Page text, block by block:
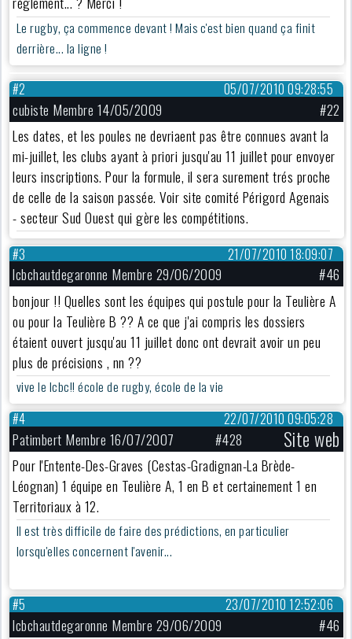
Le rugby, ça commence devant ! Mais c'est bien quand ça finit
derrière... la ligne !
05/07/2010 09:28:55
#2
cubiste Membre 14/05/2009
#22
Les dates, et les poules ne devriaent pas être connues avant la
mi-juillet, les clubs ayant à priori jusqu'au 11 juillet pour envoyer
leurs inscriptions. Pour la formule, il sera surement trés proche
de celle de la saison passée. Voir site comité Périgord Agenais
- secteur Sud Ouest qui gère les compétitions.
21/07/2010 18:09:07
#3
lcbchautdegaronne Membre 29/06/2009
#46
bonjour !! Quelles sont les équipes qui postule pour la Teulière A
ou pour la Teulière B ?? A ce que j'ai compris les dossiers
étaient ouvert jusqu'au 11 juillet donc ont devrait avoir un peu
plus de précisions , nn ??
vive le lcbc!! école de rugby, école de la vie
22/07/2010 09:05:28
#4
Patimbert Membre 16/07/2007 #428 Site web
Pour l'Entente-Des-Graves (Cestas-Gradignan-La Brède-
Léognan) 1 équipe en Teulière A, 1 en B et certainement 1 en
Territoriaux à 12.
Il est très difficile de faire des prédictions, en particulier
lorsqu'elles concernent l'avenir...
23/07/2010 12:52:06
#5
lcbchautdegaronne Membre 29/06/2009
#46